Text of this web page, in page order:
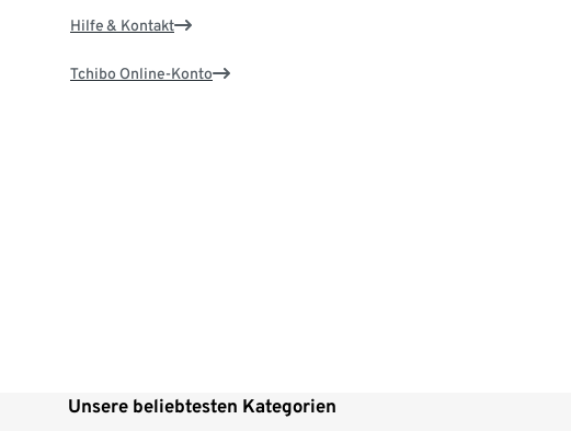
Hilfe & Kontakt
Tchibo Online-Konto
Unsere beliebtesten Kategorien